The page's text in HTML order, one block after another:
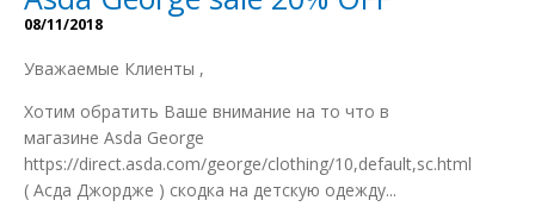
08/11/2018
Уважаемые Клиенты ,
Xотим обратить Ваше внимание на то что в
магазине Asda George
https://direct.asda.com/george/clothing/10,default,sc.html
( Асда Джордже ) скодка на детскую одежду...